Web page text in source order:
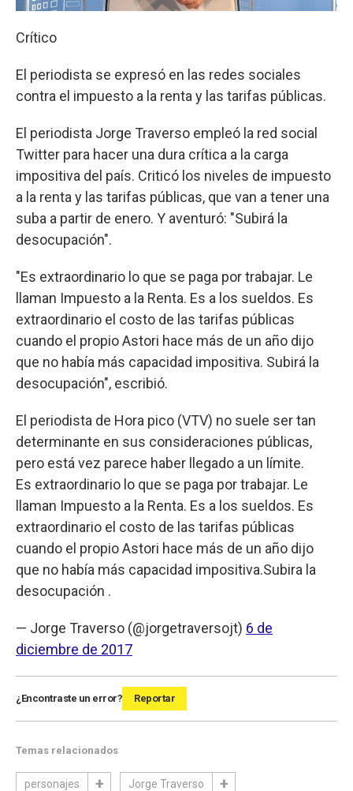
Crítico
El periodista se expresó en las redes sociales
contra el impuesto a la renta y las tarifas públicas.
El periodista Jorge Traverso empleó la red social
Twitter para hacer una dura crítica a la carga
impositiva del país. Criticó los niveles de impuesto
a la renta y las tarifas públicas, que van a tener una
suba a partir de enero. Y aventuró: "Subirá la
desocupación".
"Es extraordinario lo que se paga por trabajar. Le
llaman Impuesto a la Renta. Es a los sueldos. Es
extraordinario el costo de las tarifas públicas
cuando el propio Astori hace más de un año dijo
que no había más capacidad impositiva. Subirá la
desocupación", escribió.
El periodista de Hora pico (VTV) no suele ser tan
determinante en sus consideraciones públicas,
pero está vez parece haber llegado a un límite.
Es extraordinario lo que se paga por trabajar. Le
llaman Impuesto a la Renta. Es a los sueldos. Es
extraordinario el costo de las tarifas públicas
cuando el propio Astori hace más de un año dijo
que no había más capacidad impositiva.Subira la
desocupación .
— Jorge Traverso (@jorgetraversojt) 6 de
diciembre de 2017
¿Encontraste un error? Reportar
Temas relacionados
personajes Jorge Traverso